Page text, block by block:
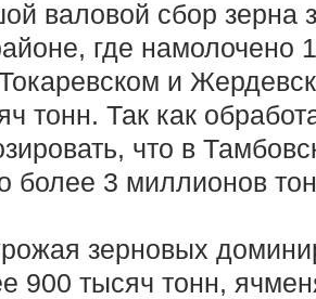
валовой сбор зерна
где намолочено
и
тонн. Так как
что в
более 3 миллионов
зерновых
900 тысяч тонн,